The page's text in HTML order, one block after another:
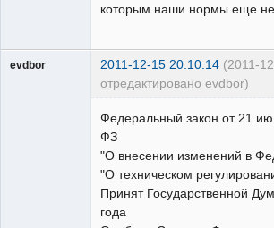
которым наши нормы еще
evdbor 2011-12-15 20:10:14 (2011-
отредактировано evdbor)
Федеральный закон от 21
ФЗ
"О внесении изменений в
"О техническом
Принят Государственной
года